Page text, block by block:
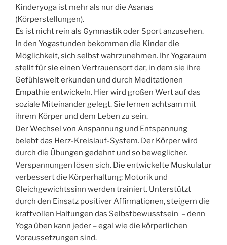
Kinderyoga ist mehr als nur die Asanas
(Körperstellungen).
Es ist nicht rein als Gymnastik oder Sport anzusehen.
In den Yogastunden bekommen die Kinder die
Möglichkeit, sich selbst wahrzunehmen. Ihr Yogaraum
stellt für sie einen Vertrauensort dar, in dem sie ihre
Gefühlswelt erkunden und durch Meditationen
Empathie entwickeln. Hier wird großen Wert auf das
soziale Miteinander gelegt. Sie lernen achtsam mit
ihrem Körper und dem Leben zu sein.
Der Wechsel von Anspannung und Entspannung
belebt das Herz-Kreislauf-System. Der Körper wird
durch die Übungen gedehnt und so beweglicher.
Verspannungen lösen sich. Die entwickelte Muskulatur
verbessert die Körperhaltung; Motorik und
Gleichgewichtssinn werden trainiert. Unterstützt
durch den Einsatz positiver Affirmationen, steigern die
kraftvollen Haltungen das Selbstbewusstsein – denn
Yoga üben kann jeder – egal wie die körperlichen
Voraussetzungen sind.